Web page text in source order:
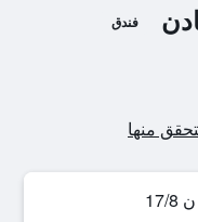
فندق
ن 17/8